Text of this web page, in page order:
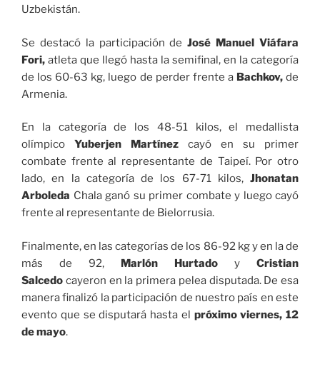
Uzbekistán.
Se destacó la participación deJosé Manuel Viáfara
Fori, atleta que llegó hasta la semifinal, en la categoría
de los 60-63 kg, luego de perder frente a Bachkov,de
Armenia.
En la categoría de los 48-51 kilos, el medallista
olímpico Yuberjen Martínez cayó en su primer
combate frente al representante de Taipeí. Por otro
lado, en la categoría de los 67-71 kilos,Jhonatan
Arboleda Chala ganó su primer combate y luego cayó
frente al representante de Bielorrusia.
Finalmente, en las categorías de los 86-92 kg y en la de
más de 92, Marlón Hurtado y Cristian
Salcedo cayeron en la primera pelea disputada. De esa
manera finalizó la participación de nuestro país en este
evento que se disputará hasta el próximo viernes, 12
de mayo.